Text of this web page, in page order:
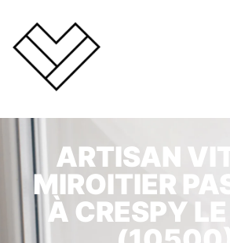
ARTISAN
MIROITIER
À CRESPY LE